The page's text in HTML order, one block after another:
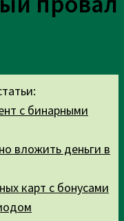
с бинарными
вложить деньги в
карт с бонусами